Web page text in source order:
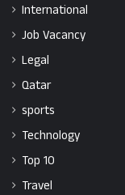
International
Job Vacancy
Legal
Qatar
sports
Technology
Top 10
Travel